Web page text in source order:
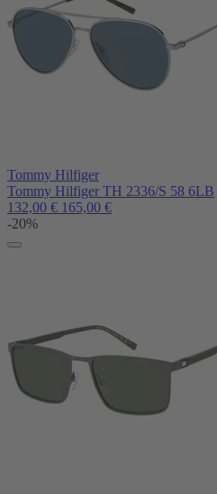
Tommy Hilfiger
Tommy Hilfiger TH 2336/S 58 6LB
132,00 € 165,00 €
-20%